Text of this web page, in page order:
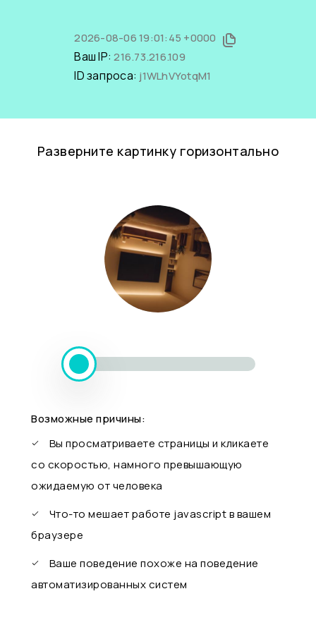
2026-08-06 19:01:45 +0000
Ваш IP:216.73.216.109
ID запроса: j1WLhVYotqM1
Разверните картинку горизонтально
Возможные причины:
Вы просматриваете страницы и кликаете
со скоростью, намного превышающую
ожидаемую от человека
Что-то мешает работе javascript в вашем
браузере
Ваше поведение похоже на поведение
автоматизированных систем